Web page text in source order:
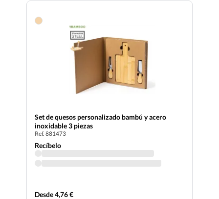
Set de quesos personalizado bambú y acero
inoxidable 3 piezas
Ref. 881473
Recíbelo
Desde 4,76 €